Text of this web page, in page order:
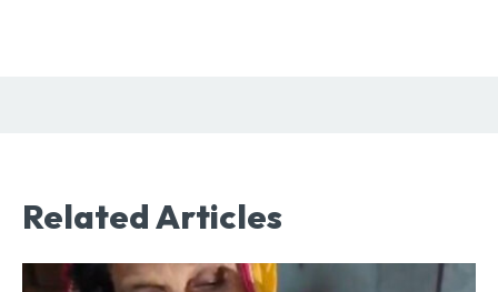
Related Articles